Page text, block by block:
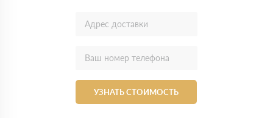
УЗНАТЬ СТОИМОСТЬ